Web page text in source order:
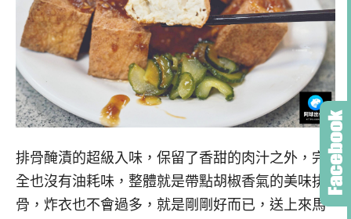
排骨醃漬的超級入味，保留了香甜的肉汁之外，完
全也沒有油耗味，整體就是帶點胡椒香氣的美味排
骨，炸衣也不會過多，就是剛剛好而已，送上來馬